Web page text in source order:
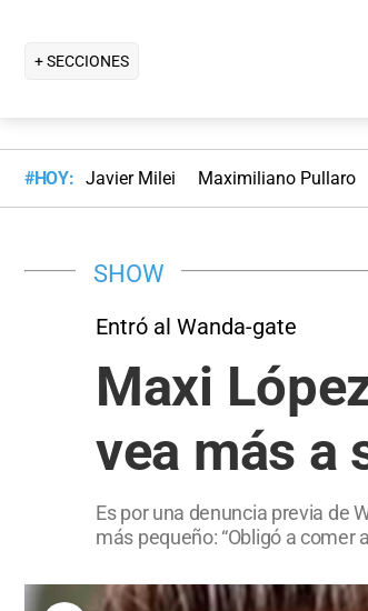
+ SECCIONES
#HOY: Javier Milei Maximiliano Pullaro
SHOW
Entró al Wanda-gate
Maxi
vea más a
Es por una denuncia previa de
más pequeño: “Obligó a comer